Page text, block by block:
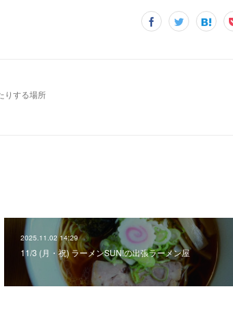
りする場所
2025.11.02 14:29
11/3 (月・祝) ラーメンSUN!の出張ラーメン屋